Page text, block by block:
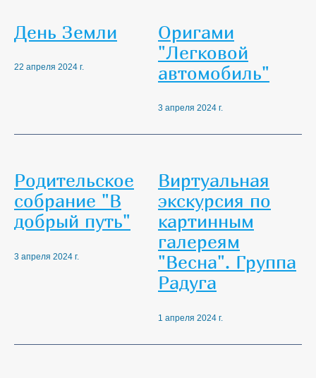
День Земли
22 апреля 2024 г.
Оригами
"Легковой
автомобиль"
3 апреля 2024 г.
Родительское
собрание "В
добрый путь"
3 апреля 2024 г.
Виртуальная
экскурсия по
картинным
галереям
"Весна". Группа
Радуга
1 апреля 2024 г.